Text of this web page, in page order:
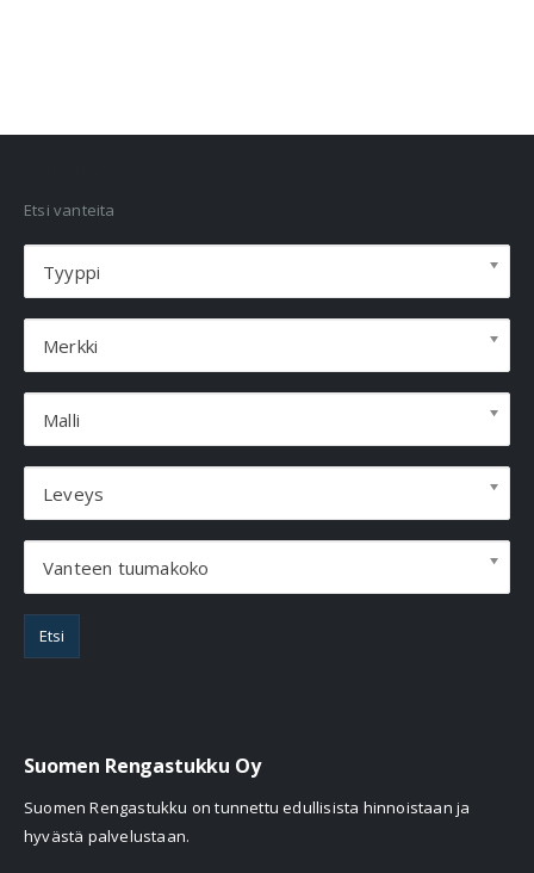
Etsi vanteita
Tyyppi
Merkki
Malli
Leveys
Vanteen tuumakoko
Etsi
Suomen Rengastukku Oy
Suomen Rengastukku on tunnettu edullisista hinnoistaan ja
hyvästä palvelustaan.